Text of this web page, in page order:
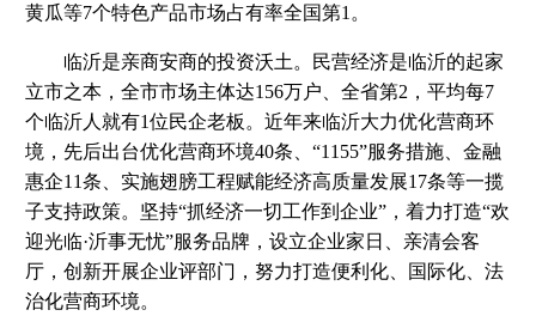
黄瓜等7个特色产品市场占有率全国第1。
临沂是亲商安商的投资沃土。民营经济是临沂的起家
立市之本，全市市场主体达156万户、全省第2，平均每7
个临沂人就有1位民企老板。近年来临沂大力优化营商环
境，先后出台优化营商环境40条、“1155”服务措施、金融
惠企11条、实施翅膀工程赋能经济高质量发展17条等一揽
子支持政策。坚持“抓经济一切工作到企业”，着力打造“欢
迎光临·沂事无忧”服务品牌，设立企业家日、亲清会客
厅，创新开展企业评部门，努力打造便利化、国际化、法
治化营商环境。